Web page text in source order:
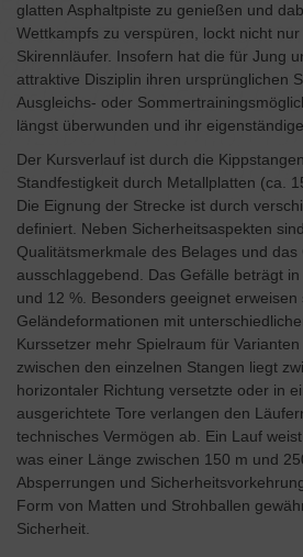
glatten Asphaltpiste zu genießen und
Wettkampfs zu verspüren, lockt nicht
Skirennläufer. Insofern hat die für Jung
attraktive Disziplin ihren ursprünglichen
Ausgleichs- oder
längst überwunden und ihr
Der Kursverlauf ist durch die
Standfestigkeit durch Metallplatten (ca.
Die Eignung der Strecke ist durch
definiert. Neben Sicherheitsaspekten
Qualitätsmerkmale des Belages und das
ausschlaggebend. Das Gefälle beträgt
und 12 %. Besonders geeignet erweisen
Geländeformationen mit
Kurssetzer mehr Spielraum für
zwischen den einzelnen Stangen liegt
horizontaler Richtung versetzte oder in
ausgerichtete Tore verlangen den
technisches Vermögen ab. Ein Lauf
was einer Länge zwischen 150 m und
Absperrungen und
Form von Matten und Strohballen
Sicherheit.